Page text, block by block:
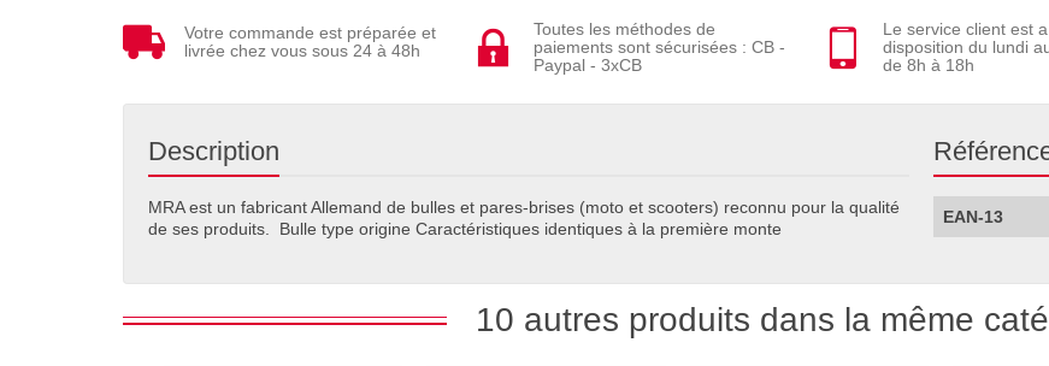
Votre commande est préparée et
livrée chez vous sous 24 à 48h
Toutes les méthodes de
paiements sont sécurisées : CB -
Paypal - 3xCB
Le service client est
disposition du lundi
de 8h à 18h
Description
MRA est un fabricant Allemand de bulles et pares-brises (moto et scooters) reconnu pour la qualité
de ses produits. Bulle type origine Caractéristiques identiques à la première monte
EAN-13
10 autres produits dans la même